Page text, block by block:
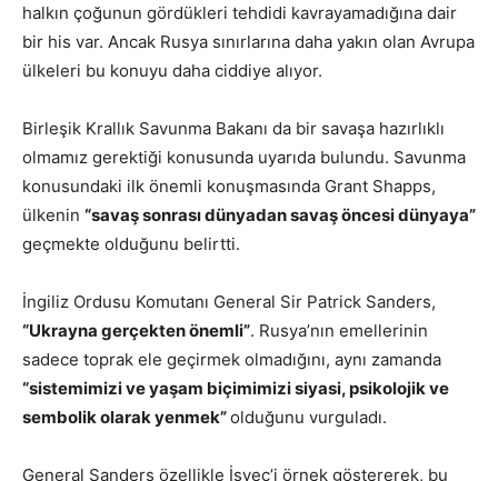
halkın çoğunun gördükleri tehdidi kavrayamadığına dair
bir his var. Ancak Rusya sınırlarına daha yakın olan Avrupa
ülkeleri bu konuyu daha ciddiye alıyor.
Birleşik Krallık Savunma Bakanı da bir savaşa hazırlıklı
olmamız gerektiği konusunda uyarıda bulundu. Savunma
konusundaki ilk önemli konuşmasında Grant Shapps,
ülkenin “savaş sonrası dünyadan savaş öncesi dünyaya”
geçmekte olduğunu belirtti.
İngiliz Ordusu Komutanı General Sir Patrick Sanders,
“Ukrayna gerçekten önemli”. Rusya’nın emellerinin
sadece toprak ele geçirmek olmadığını, aynı zamanda
“sistemimizi ve yaşam biçimimizi siyasi, psikolojik ve
sembolik olarak yenmek”olduğunu vurguladı.
General Sanders özellikle İsveç’i örnek göstererek, bu